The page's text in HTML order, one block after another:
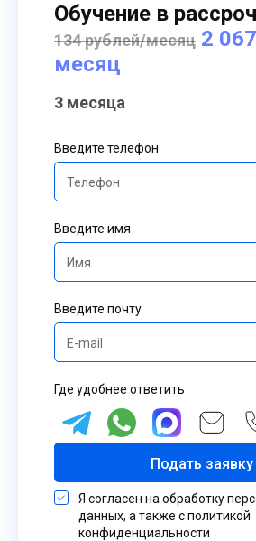
Обучение в
134 рублей/месяц 2
месяц
3 месяца
Введите телефон
Введите имя
Введите почту
Где удобнее ответить
Подать заявку
Я согласен на обработку
данных, а также с политикой
конфиденциальности